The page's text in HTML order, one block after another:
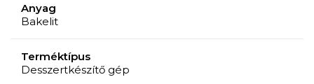
Anyag
Bakelit
Terméktípus
Desszertkészítő gép